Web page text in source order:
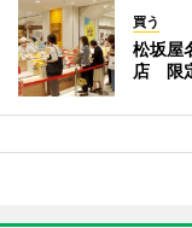
買う
松坂屋
店 限